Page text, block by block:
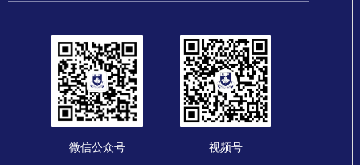
微信公众号 视频号